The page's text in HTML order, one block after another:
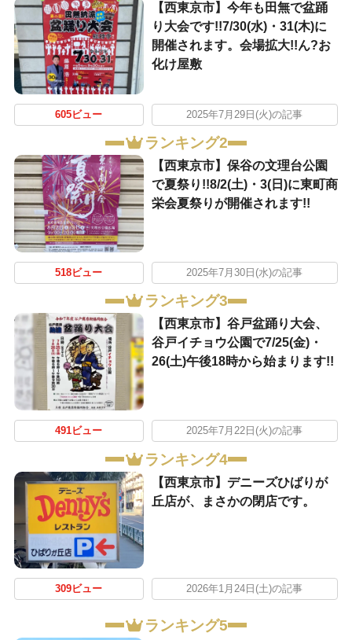
【西東京市】今年も田無で盆踊
り大会です!!7/30(水)・31(木)に
開催されます。会場拡大!!ん?お
化け屋敷
605ビュー 2025年7月29日(火)の記事
ランキング2
【西東京市】保谷の文理台公園
で夏祭り!!8/2(土)・3(日)に東町商
栄会夏祭りが開催されます!!
518ビュー 2025年7月30日(水)の記事
ランキング3
【西東京市】谷戸盆踊り大会、
谷戸イチョウ公園で7/25(金)・
26(土)午後18時から始まります!!
491ビュー 2025年7月22日(火)の記事
ランキング4
【西東京市】デニーズひばりが
丘店が、まさかの閉店です。
309ビュー 2026年1月24日(土)の記事
ランキング5